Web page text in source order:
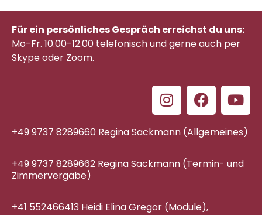
Für ein persönliches Gespräch erreichst du uns:
Mo-Fr. 10.00-12.00 telefonischund gerne auch per
Skype oder Zoom.
+49 9737 8289660 Regina Sackmann (Allgemeines)
+49 9737 8289662 Regina Sackmann (Termin- und
Zimmervergabe)
+41 552466413 Heidi Elina Gregor (Module),